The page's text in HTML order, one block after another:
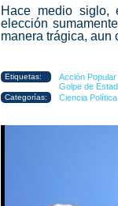
Hace medio
elección
manera trágica, aun
Etiquetas: Acción Popular
Golpe de
Categorías: Ciencia Política